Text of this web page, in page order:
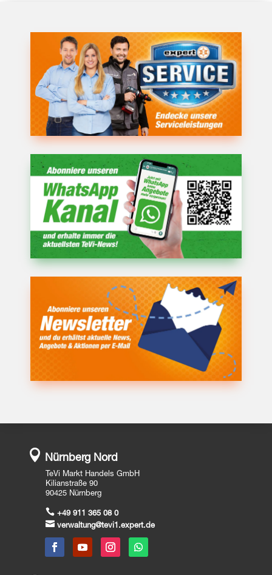
 Nürnberg Nord
TeVi Markt Handels GmbH
Kilianstraße 90
90425 Nürnberg
 +49 911 365 08 0
 verwaltung@tevi1.expert.de